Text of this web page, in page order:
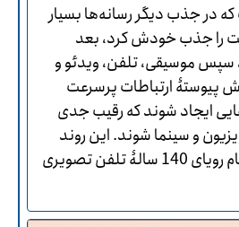
در جذب دیگر رسانه‌ها بسیار
را جذب خودش کرد، بعد
موسیقی، تلفن، ویدئو و
پیوستۀ ارتباطات پرسرعت
ایجاد شوند که رقیب جدی
و سینما شوند. این روند
حتی توانست سرانجام رویای 140 سالۀ تلفن تصویری